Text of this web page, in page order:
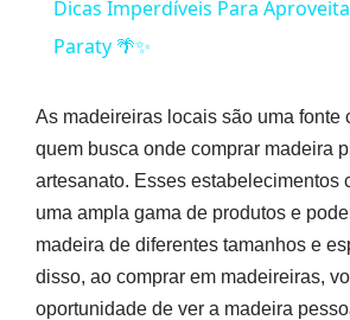
Dicas Imperdíveis Para
Paraty 🌴✨
As madeireiras locais são uma fonte
quem busca onde comprar madeira
artesanato. Esses estabelecimentos
uma ampla gama de produtos e
madeira de diferentes tamanhos e
disso, ao comprar em madeireiras,
oportunidade de ver a madeira